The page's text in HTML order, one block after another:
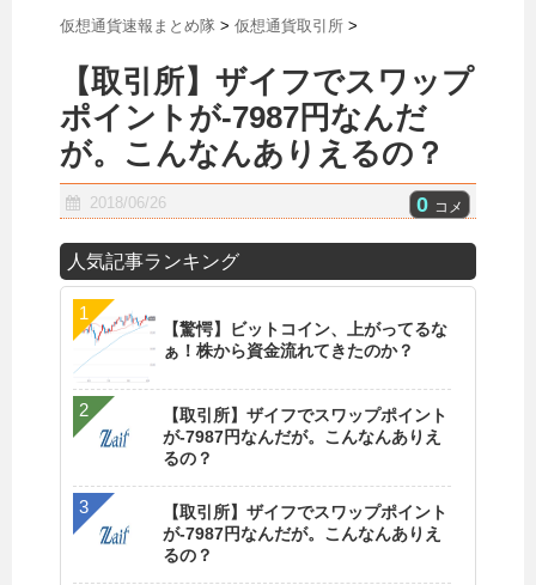
仮想通貨速報まとめ隊 > 仮想通貨取引所 >
【取引所】ザイフでスワップ
ポイントが-7987円なんだ
が。こんなんありえるの？
2018/06/26 0 コメ
人気記事ランキング
【驚愕】ビットコイン、上がってるな
ぁ！株から資金流れてきたのか？
【取引所】ザイフでスワップポイント
が-7987円なんだが。こんなんありえ
るの？
【取引所】ザイフでスワップポイント
が-7987円なんだが。こんなんありえ
るの？